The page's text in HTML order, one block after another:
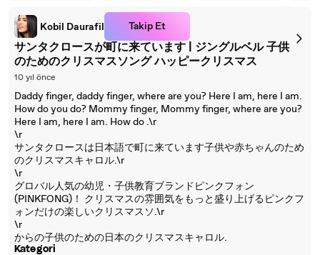
Kobil Daurafil Takip Et
サンタクロースが町に来ています | ジングルベル 子供
のためのクリスマスソング ハッピークリスマス
10 yıl önce
Daddy finger, daddy finger, where are you? Here I am, here I am.
How do you do? Mommy finger, Mommy finger, where are you?
Here I am, here I am. How do .\r
\r
サンタクロースは日本語で町に来ています子供や赤ちゃんのため
のクリスマスキャロル.\r
\r
グロバル人気の幼児・子供教育ブランドピンクフォン
(PINKFONG)！ クリスマスの雰囲気をもっと盛り上げるピンクフ
ォンだけの楽しいクリスマスソ.\r
\r
からの子供のための日本のクリスマスキャロル.
Kategori